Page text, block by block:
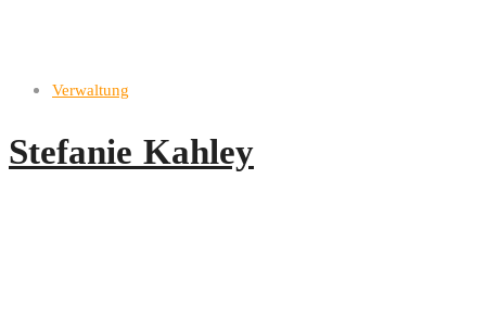
Verwaltung
Stefanie Kahley